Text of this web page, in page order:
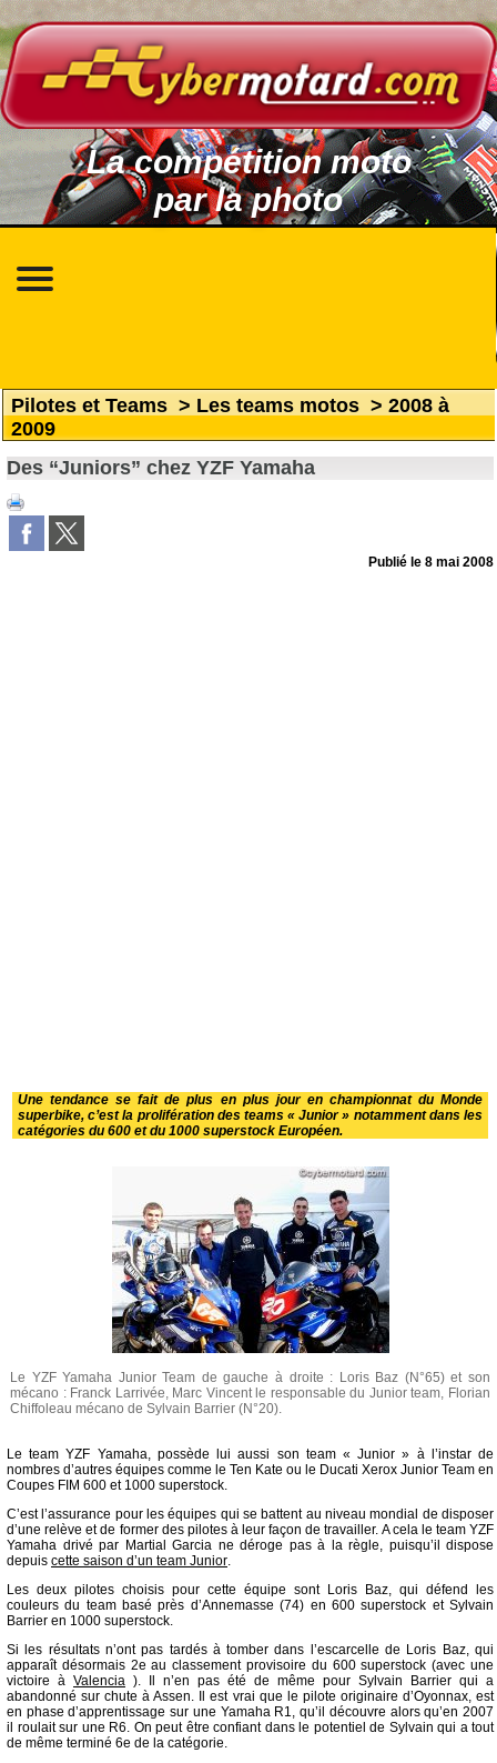
La compétition moto
par la photo
Pilotes et Teams > Les teams motos > 2008 à
2009
Des “Juniors” chez YZF Yamaha
Publié le8 mai 2008
Une tendance se fait de plus en plus jour en championnat du Monde
superbike, c’est la prolifération des teams « Junior » notamment dans les
catégories du 600 et du 1000 superstock Européen.
Le YZF Yamaha Junior Team de gauche à droite : Loris Baz (N°65) et son
mécano : Franck Larrivée, Marc Vincent le responsable du Junior team, Florian
Chiffoleau mécano de Sylvain Barrier (N°20).
Le team YZF Yamaha, possède lui aussi son team « Junior » à l’instar de
nombres d’autres équipes comme le Ten Kate ou le Ducati Xerox Junior Team en
Coupes FIM 600 et 1000 superstock.
C’est l’assurance pour les équipes qui se battent au niveau mondial de disposer
d’une relève et de former des pilotes à leur façon de travailler. A cela le team YZF
Yamaha drivé par Martial Garcia ne déroge pas à la règle, puisqu’il dispose
depuis cette saison d’un team Junior.
Les deux pilotes choisis pour cette équipe sont Loris Baz, qui défend les
couleurs du team basé près d’Annemasse (74) en 600 superstock et Sylvain
Barrier en 1000 superstock.
Si les résultats n’ont pas tardés à tomber dans l’escarcelle de Loris Baz, qui
apparaît désormais 2e au classement provisoire du 600 superstock (avec une
victoire àValencia ). Il n’en pas été de même pour Sylvain Barrier qui a
abandonné sur chute à Assen. Il est vrai que le pilote originaire d’Oyonnax, est
en phase d’apprentissage sur une Yamaha R1, qu’il découvre alors qu’en 2007
il roulait sur une R6. On peut être confiant dans le potentiel de Sylvain qui a tout
de même terminé 6e de la catégorie.